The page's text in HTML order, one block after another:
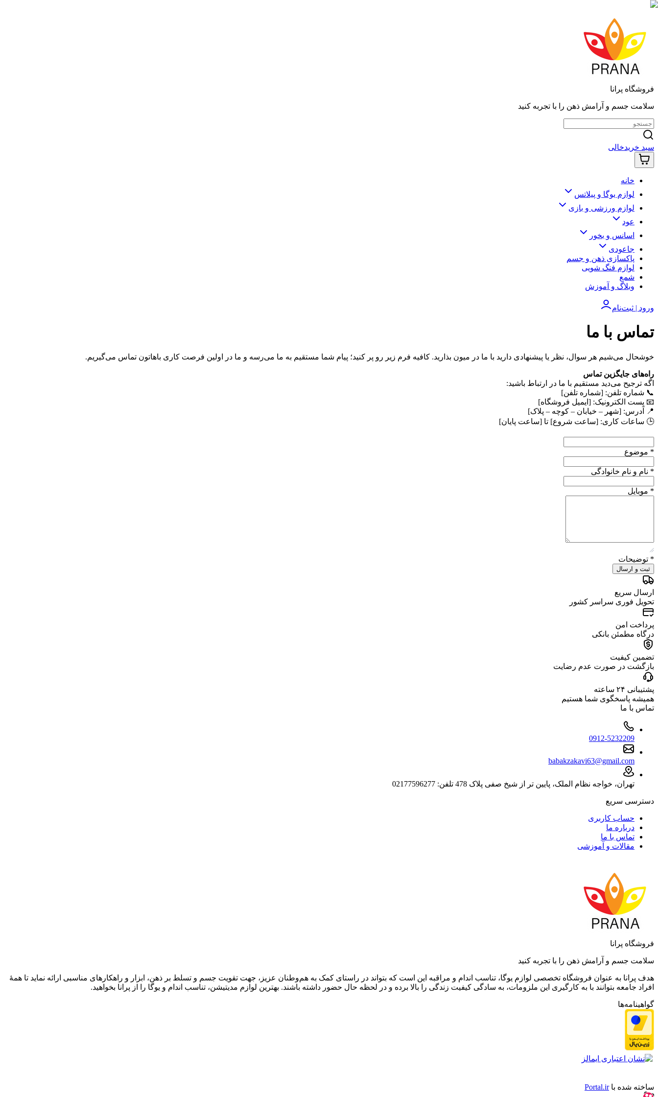
فروشگاه پرانا
سلامت جسم و آرامش ذهن را با تجربه کنید
سبد خریدخالی
خانه
لوازم یوگا و پیلاتس
لوازم ورزشی و بازی
عود
اسانس و بخور
جاعودی
پاکسازی ذهن و جسم
لوازم فنگ شویی
شمع
وبلاگ و آموزش
ورود | ثبت‌نام
تماس با ما
خوشحال می‌شیم هر سوال، نظر یا پیشنهادی دارید با ما در میون بذارید. کافیه فرم زیر رو پر کنید؛ پیام شما مستقیم به ما می‌رسه و ما در اولین فرصت کاری باهاتون تماس می‌گیریم.
راه‌های جایگزین تماس
اگه ترجیح می‌دید مستقیم با ما در ارتباط باشید:
📞 شماره تلفن: [شماره تلفن]
📧 پست الکترونیک: [ایمیل فروشگاه]
📍 آدرس: [شهر – خیابان – کوچه – پلاک]
🕒 ساعات کاری: [ساعت شروع] تا [ساعت پایان]
* موضوع
* نام و نام خانوادگی
* موبایل
* توضیحات
ثبت و ارسال
ارسال سریع
تحویل فوری سراسر کشور
پرداخت امن
درگاه مطمئن بانکی
تضمین کیفیت
بازگشت در صورت عدم رضایت
پشتیبانی ۲۴ ساعته
همیشه پاسخگوی شما هستیم
تماس با ما
0912-5232209
babakzakavi63@gmail.com
تهران، خواجه نظام الملک، پایین تر از شیخ صفی پلاک 478 تلفن: 02177596277
دسترسی سریع
حساب کاربری
درباره ما
تماس با ما
مقالات و آموزشی
فروشگاه پرانا
سلامت جسم و آرامش ذهن را با تجربه کنید
هدف پرانا به عنوان فروشگاه تخصصی لوازم یوگا، تناسب اندام و مراقبه این است که بتواند در راستای کمک به هم‌وطنان عزیز، جهت تقویت جسم و تسلط بر ذهن، ابزار و راهکارهای مناسبی ارائه نماید تا همۀ
افراد جامعه بتوانند با به کارگیری این ملزومات، به سادگی کیفیت زندگی را بالا برده و در لحظه حال حضور داشته باشند. بهترین لوازم مدیتیشن، تناسب اندام و یوگا را از پرانا بخواهید.
گواهینامه‌ها
ساخته شده باPortal.ir